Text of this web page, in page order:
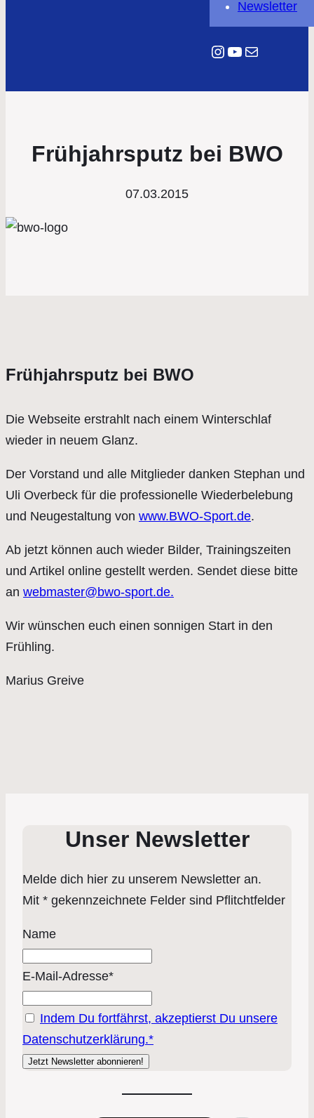
Newsletter
Instagram
YouTube
E-Mail
Frühjahrsputz bei BWO
07.03.2015
Frühjahrsputz bei BWO
Die Webseite erstrahlt nach einem Winterschlaf
wieder in neuem Glanz.
Der Vorstand und alle Mitglieder danken Stephan und
Uli Overbeck für die professionelle Wiederbelebung
und Neugestaltung von www.BWO-Sport.de.
Ab jetzt können auch wieder Bilder, Trainingszeiten
und Artikel online gestellt werden. Sendet diese bitte
an webmaster@bwo-sport.de.
Wir wünschen euch einen sonnigen Start in den
Frühling.
Marius Greive
Unser Newsletter
Melde dich hier zu unserem Newsletter an.
Mit * gekennzeichnete Felder sind Pflitchtfelder
Name
E-Mail-Adresse*
Indem Du fortfährst, akzeptierst Du unsere
Datenschutzerklärung.*